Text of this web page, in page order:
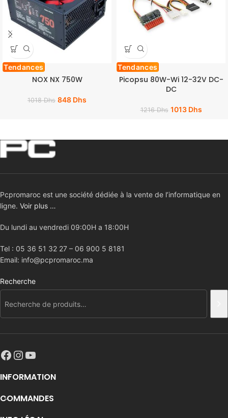
Tendances
NOX NX 750W
1018Dhs 848 Dhs
Tendances
Picopsu 80W-Wi 12-32V DC-
DC
1216Dhs 1013 Dhs
Pcpromaroc est une société dédiée à la vente de l’informatique en
ligne. Voir plus …
Du lundi au vendredi 09:00H a 18:00H
Tel : 05 36 51 32 27 – 06 900 5 8181
Email: info@pcpromaroc.ma
Recherche
INFORMATION
COMMANDES